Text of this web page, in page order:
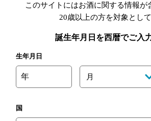
※店舗に
このサイトにはお酒に関する情報が
20歳以上の方を対象として
誕生年月日を西暦でご入
生年月日
年 月
国